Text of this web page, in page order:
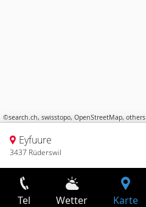
©search.ch, swisstopo, OpenStreetMap, others
Eyfuure
3437 Rüderswil
Tel Wetter Karte